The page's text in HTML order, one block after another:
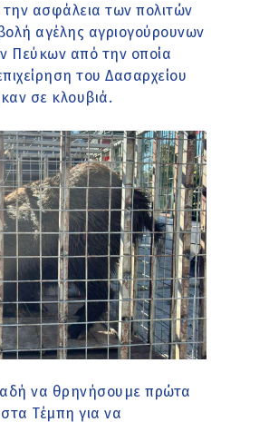
την ασφάλεια των πολιτών
αγέλης αγριογούρουνων
Πεύκων από την οποία
του Δασαρχείου
σε κλουβιά.
να θρηνήσουμε πρώτα
Τέμπη για να